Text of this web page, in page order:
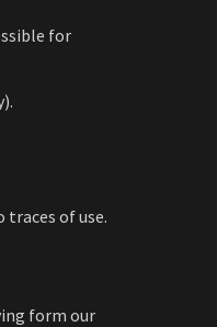
for
traces of use.
form our